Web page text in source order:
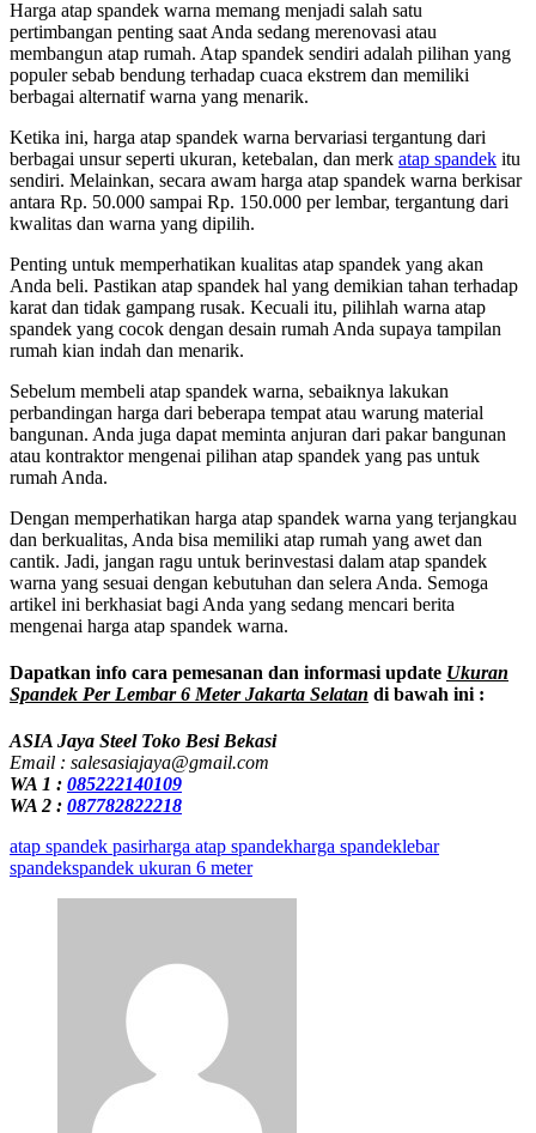
Harga atap spandek warna memang menjadi salah satu
pertimbangan penting saat Anda sedang merenovasi atau
membangun atap rumah. Atap spandek sendiri adalah pilihan yang
populer sebab bendung terhadap cuaca ekstrem dan memiliki
berbagai alternatif warna yang menarik.
Ketika ini, harga atap spandek warna bervariasi tergantung dari
berbagai unsur seperti ukuran, ketebalan, dan merk atap spandek itu
sendiri. Melainkan, secara awam harga atap spandek warna berkisar
antara Rp. 50.000 sampai Rp. 150.000 per lembar, tergantung dari
kwalitas dan warna yang dipilih.
Penting untuk memperhatikan kualitas atap spandek yang akan
Anda beli. Pastikan atap spandek hal yang demikian tahan terhadap
karat dan tidak gampang rusak. Kecuali itu, pilihlah warna atap
spandek yang cocok dengan desain rumah Anda supaya tampilan
rumah kian indah dan menarik.
Sebelum membeli atap spandek warna, sebaiknya lakukan
perbandingan harga dari beberapa tempat atau warung material
bangunan. Anda juga dapat meminta anjuran dari pakar bangunan
atau kontraktor mengenai pilihan atap spandek yang pas untuk
rumah Anda.
Dengan memperhatikan harga atap spandek warna yang terjangkau
dan berkualitas, Anda bisa memiliki atap rumah yang awet dan
cantik. Jadi, jangan ragu untuk berinvestasi dalam atap spandek
warna yang sesuai dengan kebutuhan dan selera Anda. Semoga
artikel ini berkhasiat bagi Anda yang sedang mencari berita
mengenai harga atap spandek warna.
Dapatkan info cara pemesanan dan informasi update Ukuran
Spandek Per Lembar 6 Meter Jakarta Selatan di bawah ini :
ASIA Jaya Steel Toko Besi Bekasi
Email : salesasiajaya@gmail.com
WA 1 : 085222140109
WA 2 : 087782822218
atap spandek pasirharga atap spandekharga spandeklebar
spandekspandek ukuran 6 meter